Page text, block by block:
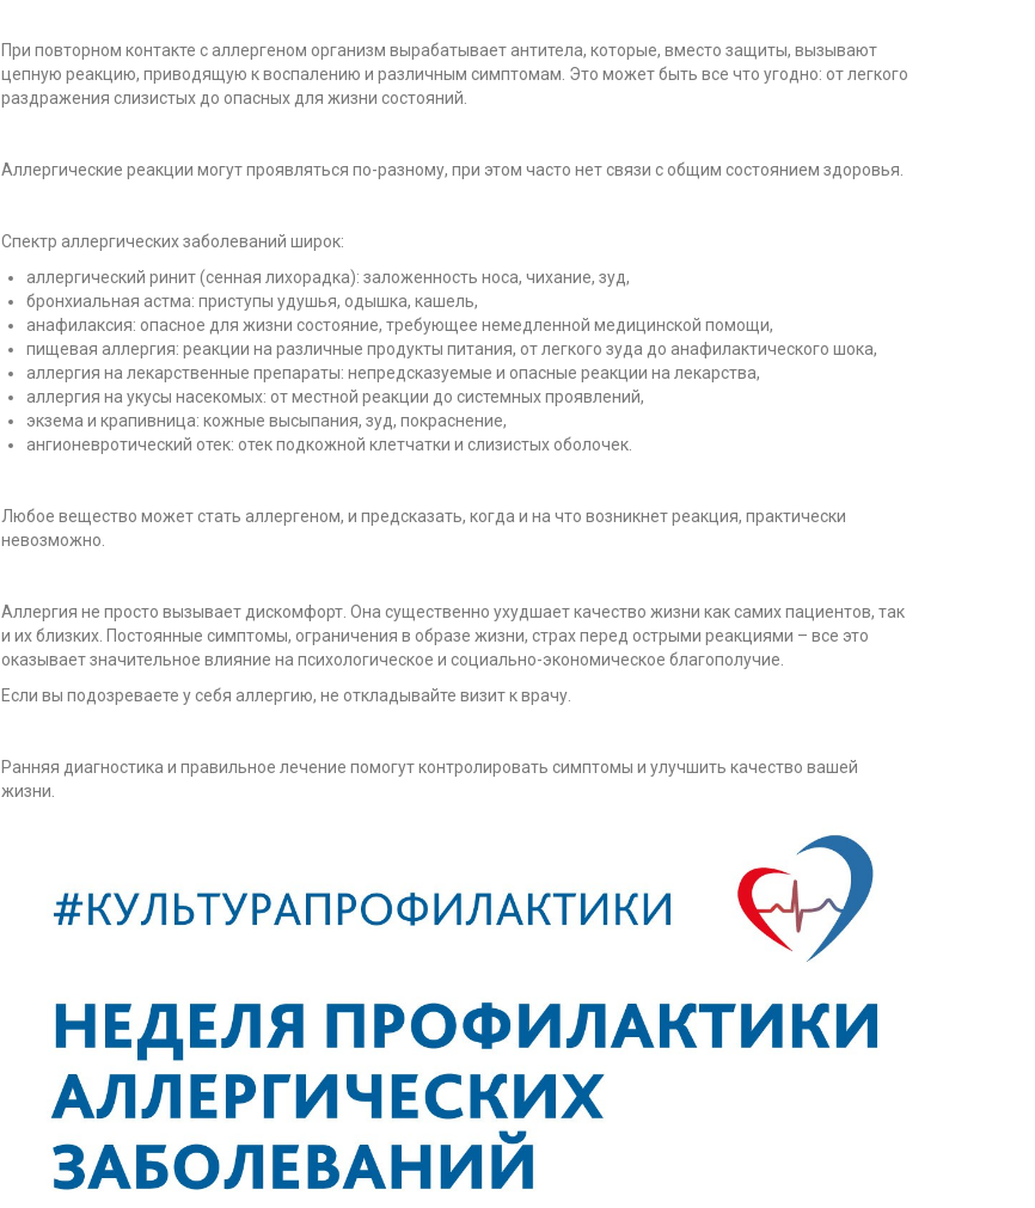
При повторном контакте с аллергеном организм вырабатывает антитела, которые, вместо защиты, вызывают
цепную реакцию, приводящую к воспалению и различным симптомам. Это может быть все что угодно: от легкого
раздражения слизистых до опасных для жизни состояний.
Аллергические реакции могут проявляться по-разному, при этом часто нет связи с общим состоянием здоровья.
Спектр аллергических заболеваний широк:
аллергический ринит (сенная лихорадка): заложенность носа, чихание, зуд,
бронхиальная астма: приступы удушья, одышка, кашель,
анафилаксия: опасное для жизни состояние, требующее немедленной медицинской помощи,
пищевая аллергия: реакции на различные продукты питания, от легкого зуда до анафилактического шока,
аллергия на лекарственные препараты: непредсказуемые и опасные реакции на лекарства,
аллергия на укусы насекомых: от местной реакции до системных проявлений,
экзема и крапивница: кожные высыпания, зуд, покраснение,
ангионевротический отек: отек подкожной клетчатки и слизистых оболочек.
Любое вещество может стать аллергеном, и предсказать, когда и на что возникнет реакция, практически
невозможно.
Аллергия не просто вызывает дискомфорт. Она существенно ухудшает качество жизни как самих пациентов, так
и их близких. Постоянные симптомы, ограничения в образе жизни, страх перед острыми реакциями – все это
оказывает значительное влияние на психологическое и социально-экономическое благополучие.
Если вы подозреваете у себя аллергию, не откладывайте визит к врачу.
Ранняя диагностика и правильное лечение помогут контролировать симптомы и улучшить качество вашей
жизни.